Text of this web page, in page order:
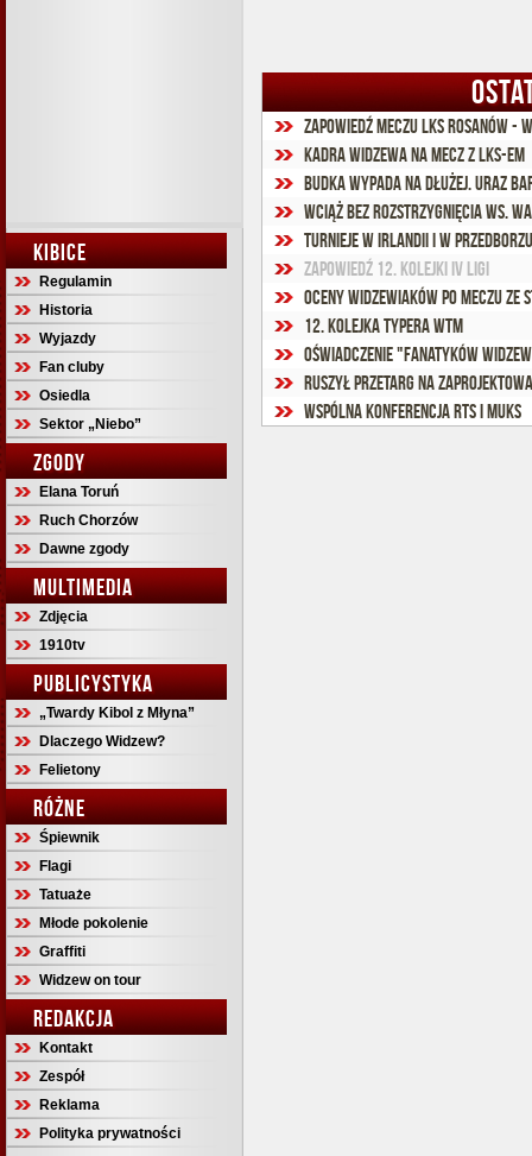
KIBICE
Regulamin
Historia
Wyjazdy
Fan cluby
Osiedla
Sektor „Niebo”
ZGODY
Elana Toruń
Ruch Chorzów
Dawne zgody
MULTIMEDIA
Zdjęcia
1910tv
PUBLICYSTYKA
„Twardy Kibol z Młyna”
Dlaczego Widzew?
Felietony
RÓŻNE
Śpiewnik
Flagi
Tatuaże
Młode pokolenie
Graffiti
Widzew on tour
REDAKCJA
Kontakt
Zespół
Reklama
Polityka prywatności
Zapowiedź meczu LKS Rosanów -
Kadra Widzewa na mecz z LKS-em
Budka wypada na dłużej. Uraz
Wciąż bez rozstrzygnięcia ws.
Turnieje w Irlandii i w Przedborzu
Zapowiedź 12. kolejki IV ligi
Oceny widzewiaków po meczu ze
12. kolejka Typera WTM
Oświadczenie "Fanatyków
Ruszył przetarg na
Wspólna konferencja RTS i MUKS